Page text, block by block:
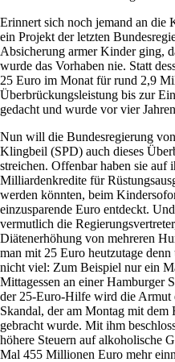
Erinnert sich noch jemand an die
ein Projekt der letzten
Absicherung armer Kinder ging,
wurde das Vorhaben nie. Statt
25 Euro im Monat für rund 2,9
Überbrückungsleistung bis zur
gedacht und wurde vor vier
Nun will die Bundesregierung
Klingbeil (SPD) auch dieses
streichen. Offenbar haben sie auf
Milliardenkredite für
werden könnten, beim
einzusparende Euro entdeckt.
vermutlich die
Diätenerhöhung von mehreren
man mit 25 Euro heutzutage
nicht viel: Zum Beispiel nur ein
Mittagessen an einer Hamburger
der 25-Euro-Hilfe wird die Armut
Skandal, der am Montag mit dem
gebracht wurde. Mit ihm
höhere Steuern auf alkoholische
Mal 455 Millionen Euro mehr